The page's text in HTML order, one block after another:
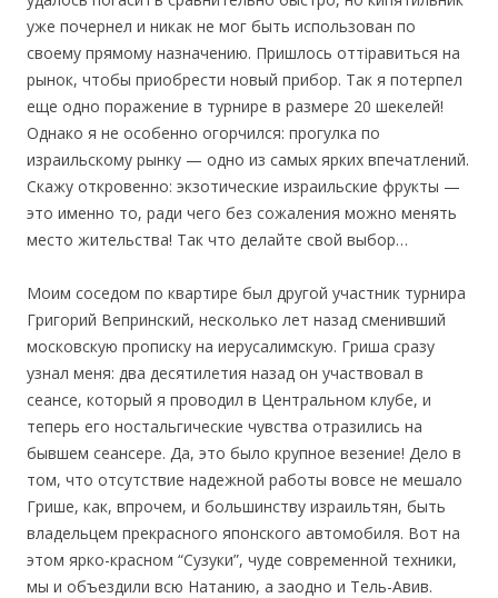
уже почернел и никак не мог быть использован по
своему прямому назначению. Пришлось оттiравиться на
рынок, чтобы приобрести новый прибор. Так я потерпел
еще одно поражение в турнире в размере 20 шекелей!
Однако я не особенно огорчился: прогулка по
израильскому рынку — одно из самых ярких впечатлений.
Скажу откровенно: экзотические израильские фрукты —
это именно то, ради чего без сожаления можно менять
место жительства! Так что делайте свой выбор…
Моим соседом по квартире был другой участник турнира
Григорий Вепринский, несколько лет назад сменивший
московскую прописку на иерусалимскую. Гриша сразу
узнал меня: два десятилетия назад он участвовал в
сеансе, который я проводил в Центральном клубе, и
теперь его ностальгические чувства отразились на
бывшем сеансере. Да, это было крупное везение! Дело в
том, что отсутствие надежной работы вовсе не мешало
Грише, как, впрочем, и большинству израильтян, быть
владельцем прекрасного японского автомобиля. Вот на
этом ярко-красном “Сузуки”, чуде современной техники,
мы и объездили всю Натанию, а заодно и Тель-Авив.